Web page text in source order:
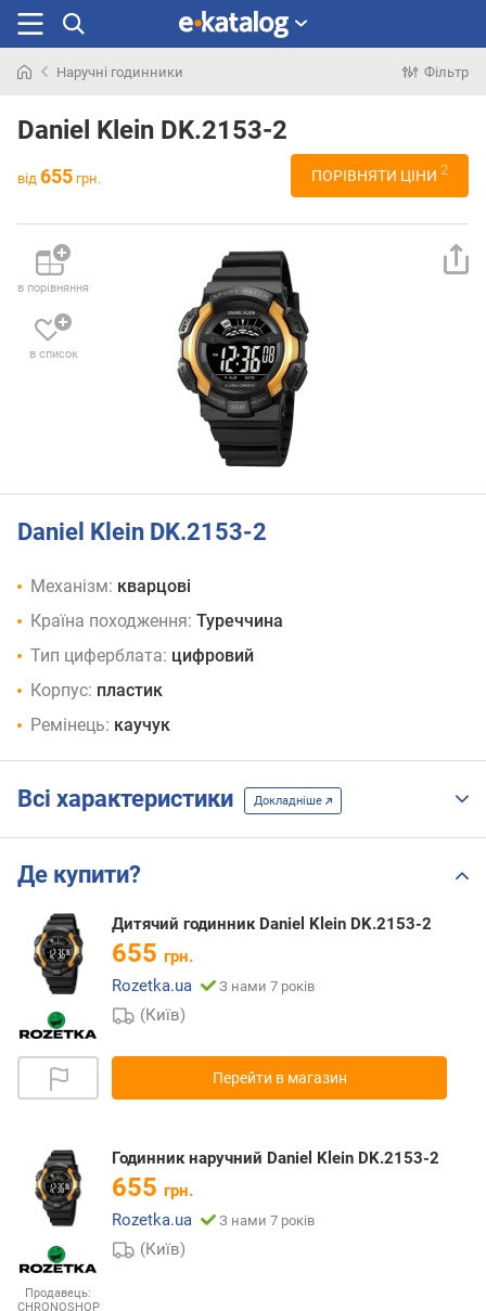
раніше
Наручні годинники Фільтр
Daniel Klein DK.2153-2
від 655 грн. ПОРІВНЯТИ ЦІНИ 2
в порівняння
в список
Daniel Klein DK.2153-2
Механізм: кварцові
Країна походження: Туреччина
Тип циферблата: цифровий
Корпус: пластик
Ремінець: каучук
Всі характеристики Докладніше
Де купити?
Дитячий годинник Daniel Klein DK.2153-2
655 грн.
Rozetka.ua
З нами 7 років
(Київ)
Перейти в магазин
Продавець:
CHRONOSHOP
Годинник наручний Daniel Klein DK.2153-2
655 грн.
Rozetka.ua
З нами 7 років
(Київ)